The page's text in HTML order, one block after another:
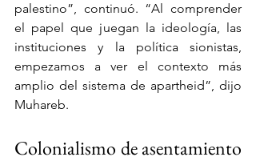
palestino”, continuó. “Al comprender
el papel que juegan la ideología, las
instituciones y la política sionistas,
empezamos a ver el contexto más
amplio del sistema de apartheid”, dijo
Muhareb.
Colonialismo de asentamiento